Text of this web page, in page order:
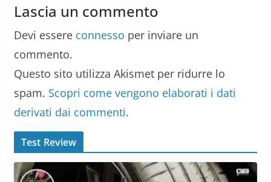
Lascia un commento
Devi essere connesso per inviare un
commento.
Questo sito utilizza Akismet per ridurre lo
spam. Scopri come vengono elaborati i dati
derivati dai commenti.
Test Review